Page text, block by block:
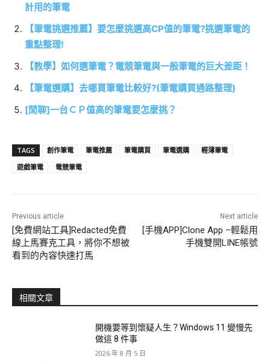
計用的筆電
【筆電挑選推薦】要怎麼挑選高CP值的筆電?挑選筆電的
重點整理!
【教學】如何選筆電？電競筆電與一般筆電的巨大差距！
【筆電選購】去哪買筆電比較好?(筆電購買通路整理)
[閒聊]一台ＣＰ值高的筆電要怎麼挑？
TAGS 創作筆電 筆電推薦 筆電購買 筆電選購
輕薄筆電
遊戲筆電
電競筆電
Previous article
[免費網站工具]Redacted免費
線上馬賽克工具，將你不想被
看到的內容快速打馬
Next article
[手機APP]Clone App –輕鬆用
手機雙開LINE帳號
相關文章
開機要等到懷疑人生？Windows 11 變慢先
做這 8 件事
2026 年 8 月 5 日